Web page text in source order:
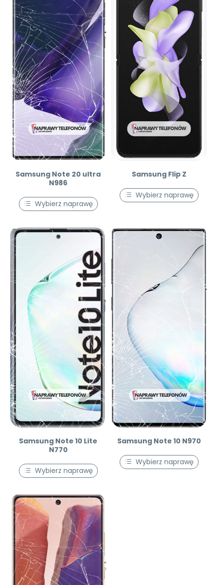
Samsung Note 20 ultra
N986
Wybierz naprawę
Samsung Flip Z
Wybierz naprawę
Samsung Note 10 Lite
N770
Wybierz naprawę
Samsung Note 10 N970
Wybierz naprawę